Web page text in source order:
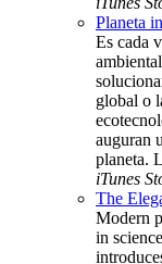
Planeta
Es cada
global o
auguran
planeta.
iTunes
The
Modern
in